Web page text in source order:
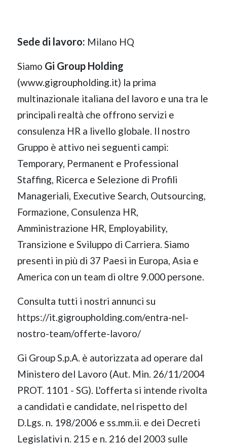
Sede di lavoro: Milano HQ
Siamo Gi Group Holding
(www.gigroupholding.it) la prima
multinazionale italiana del lavoro e una tra le
principali realtà che offrono servizi e
consulenza HR a livello globale. Il nostro
Gruppo è attivo nei seguenti campi:
Temporary, Permanent e Professional
Staffing, Ricerca e Selezione di Profili
Manageriali, Executive Search, Outsourcing,
Formazione, Consulenza HR,
Amministrazione HR, Employability,
Transizione e Sviluppo di Carriera. Siamo
presenti in più di 37 Paesi in Europa, Asia e
America con un team di oltre 9.000 persone.
Consulta tutti i nostri annunci su
https://it.gigroupholding.com/entra-nel-
nostro-team/offerte-lavoro/
Gi Group S.p.A. è autorizzata ad operare dal
Ministero del Lavoro (Aut. Min. 26/11/2004
PROT. 1101 - SG). L'offerta si intende rivolta
a candidati e candidate, nel rispetto del
D.Lgs. n. 198/2006 e ss.mm.ii. e dei Decreti
Legislativi n. 215 e n. 216 del 2003 sulle